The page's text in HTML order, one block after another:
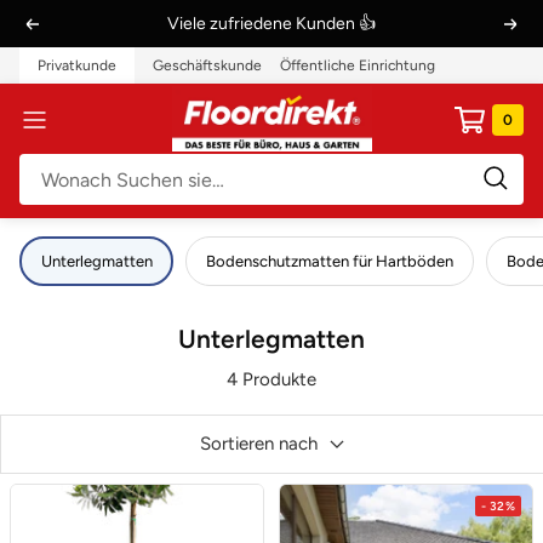
Direkt
zum
Inhalt
Zurück Viele zufriedene Kunden 👍
Privatkunde Geschäftskunde Öffentliche Einrichtung
Navigation
Floordirekt
DE
0
Unterlegmatten Bodenschutzmatten für Hartböden
Unterlegmatten
4 Produkte
Sortieren nach
- 32%